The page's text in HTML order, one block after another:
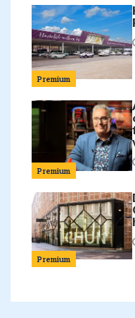
Premium
Premium
Premium